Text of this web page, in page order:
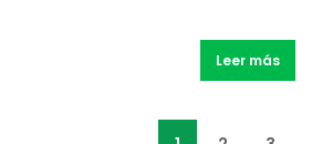
Leer más